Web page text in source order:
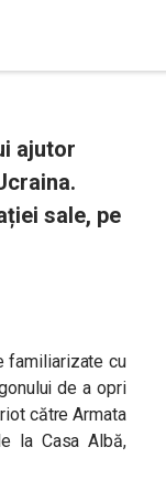
ajutor
sale, pe
familiarizate cu
de a opri
către Armata
la Casa Albă,